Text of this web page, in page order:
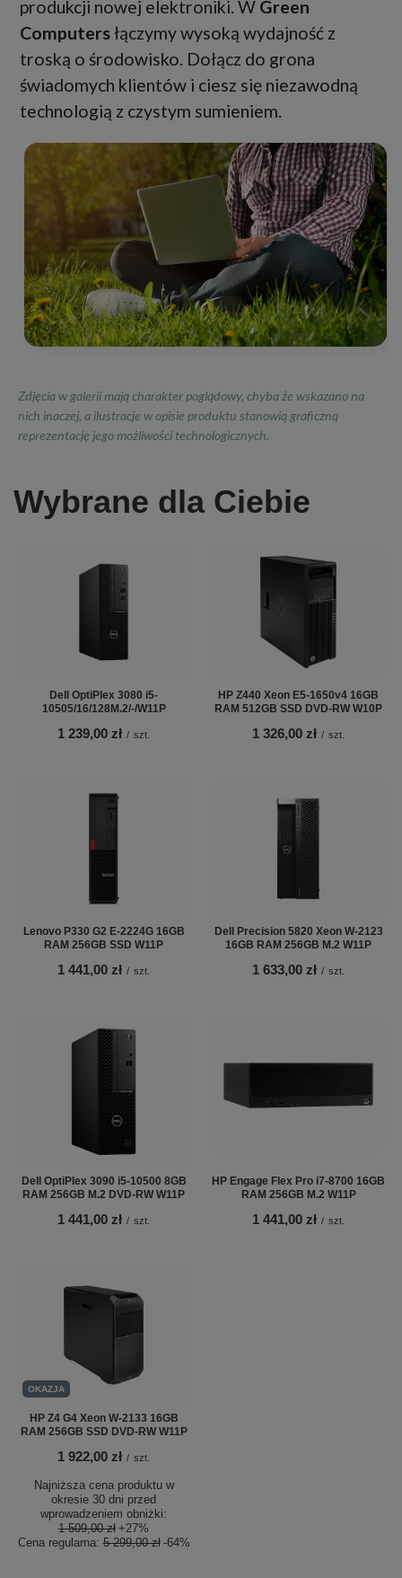
produkcji nowej elektroniki. W Green
Computersłączymy wysoką wydajność z
troską o środowisko. Dołącz do grona
świadomych klientów i ciesz się niezawodną
technologią z czystym sumieniem.
Zdjęcia w galerii mają charakter poglądowy, chyba że wskazano na
nich inaczej, a ilustracje w opisie produktu stanowią graficzną
reprezentację jego możliwości technologicznych.
Wybrane dla Ciebie
Dell OptiPlex 3080 i5-
10505/16/128M.2/-/W11P
1 239,00 zł / szt.
HP Z440 Xeon E5-1650v4 16GB
RAM 512GB SSD DVD-RW W10P
1 326,00 zł / szt.
Lenovo P330 G2 E-2224G 16GB
RAM 256GB SSD W11P
1 441,00 zł / szt.
Dell Precision 5820 Xeon W-2123
16GB RAM 256GB M.2 W11P
1 633,00 zł / szt.
Dell OptiPlex 3090 i5-10500 8GB
RAM 256GB M.2 DVD-RW W11P
1 441,00 zł / szt.
HP Engage Flex Pro i7-8700 16GB
RAM 256GB M.2 W11P
1 441,00 zł / szt.
OKAZJA
HP Z4 G4 Xeon W-2133 16GB
RAM 256GB SSD DVD-RW W11P
1 922,00 zł / szt.
Najniższa cena produktu w
okresie 30 dni przed
wprowadzeniem obniżki:
1 509,00 zł +27%
Cena regularna:5 299,00 zł -64%